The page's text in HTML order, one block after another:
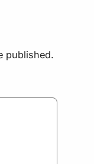
published.